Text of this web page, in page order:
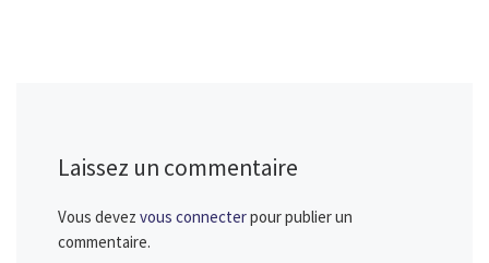
Laissez un commentaire
Vous devez vous connecterpour publier un
commentaire.